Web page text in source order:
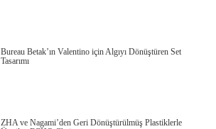
Bureau Betak’ın Valentino için Algıyı Dönüştüren Set
Tasarımı
ZHA ve Nagami’den Geri Dönüştürülmüş Plastiklerle